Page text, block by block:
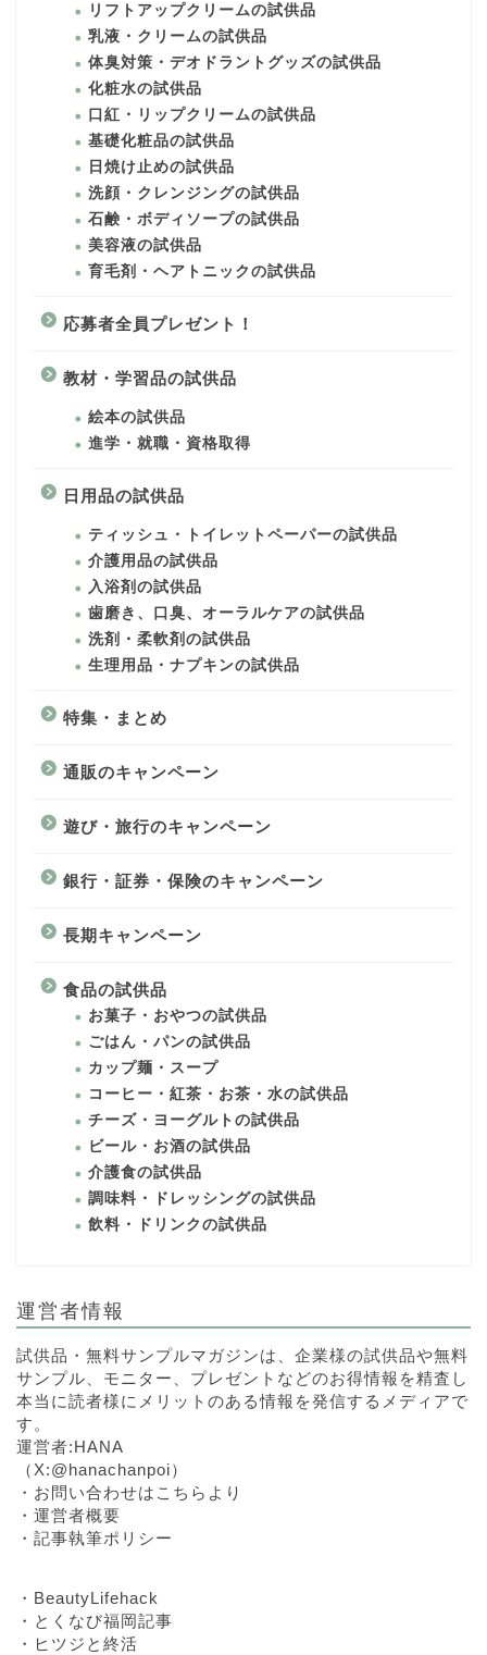
リフトアップクリームの試供品
乳液・クリームの試供品
体臭対策・デオドラントグッズの試供品
化粧水の試供品
口紅・リップクリームの試供品
基礎化粧品の試供品
日焼け止めの試供品
洗顔・クレンジングの試供品
石鹸・ボディソープの試供品
美容液の試供品
育毛剤・ヘアトニックの試供品
応募者全員プレゼント！
教材・学習品の試供品
絵本の試供品
進学・就職・資格取得
日用品の試供品
ティッシュ・トイレットペーパーの試供品
介護用品の試供品
入浴剤の試供品
歯磨き、口臭、オーラルケアの試供品
洗剤・柔軟剤の試供品
生理用品・ナプキンの試供品
特集・まとめ
通販のキャンペーン
遊び・旅行のキャンペーン
銀行・証券・保険のキャンペーン
長期キャンペーン
食品の試供品
お菓子・おやつの試供品
ごはん・パンの試供品
カップ麺・スープ
コーヒー・紅茶・お茶・水の試供品
チーズ・ヨーグルトの試供品
ビール・お酒の試供品
介護食の試供品
調味料・ドレッシングの試供品
飲料・ドリンクの試供品
運営者情報
試供品・無料サンプルマガジンは、企業様の試供品や無料
サンプル、モニター、プレゼントなどのお得情報を精査し
本当に読者様にメリットのある情報を発信するメディアで
す。
運営者:HANA
（ X:@hanachanpoi）
・ お問い合わせはこちらより
・ 運営者概要
・ 記事執筆ポリシー
・ BeautyLifehack
・ とくなび福岡記事
・ ヒツジと終活